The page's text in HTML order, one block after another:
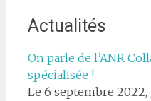
Actualités
On parle de l’ANR
spécialisée !
Le 6 septembre